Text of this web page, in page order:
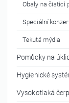
Obaly na čistící
Speciální
Tekutá mýdla
Pomůcky na úklid
Hygienické
Vysokotlaká